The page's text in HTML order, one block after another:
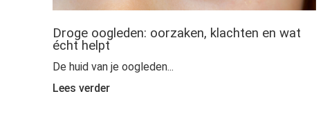
Droge oogleden: oorzaken, klachten en wat
écht helpt
De huid van je oogleden...
Lees verder